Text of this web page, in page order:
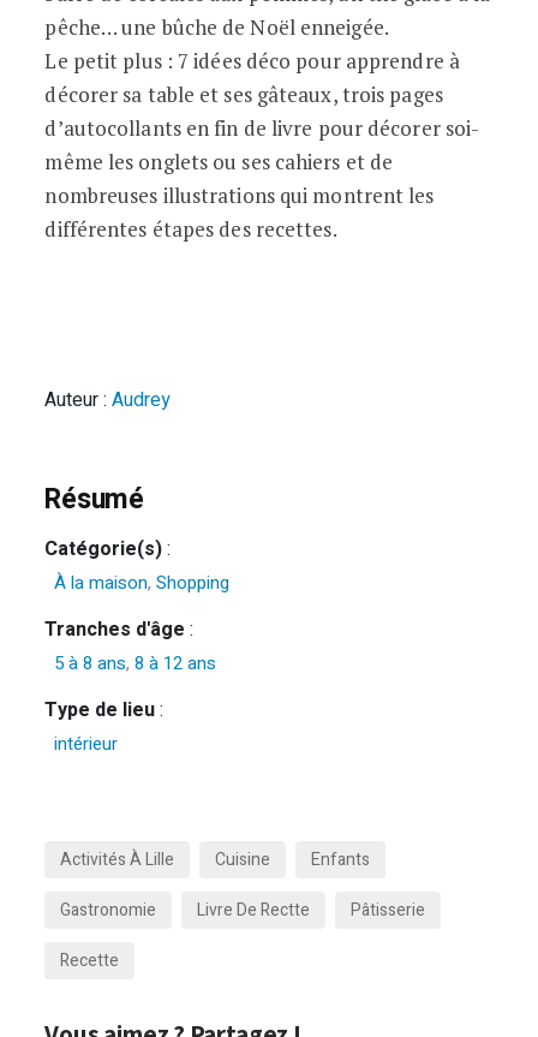
pêche… une bûche de Noël enneigée.
Le petit plus : 7 idées déco pour apprendre à
décorer sa table et ses gâteaux, trois pages
d’autocollants en fin de livre pour décorer soi-
même les onglets ou ses cahiers et de
nombreuses illustrations qui montrent les
différentes étapes des recettes.
Auteur :Audrey
Résumé
Catégorie(s):
À la maison,Shopping
Tranches d'âge :
5 à 8 ans,8 à 12 ans
Type de lieu:
intérieur
Activités À Lille Cuisine
Enfants
Gastronomie
Livre De Rectte
Pâtisserie
Recette